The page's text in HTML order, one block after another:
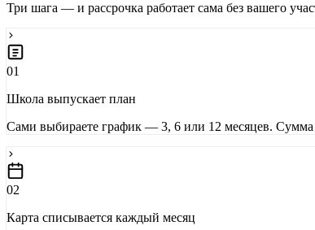
Три шага — и рассрочка работает сама без вашего
01
Школа выпускает план
Сами выбираете график — 3, 6 или 12 месяцев. Сумма
02
Карта списывается каждый месяц